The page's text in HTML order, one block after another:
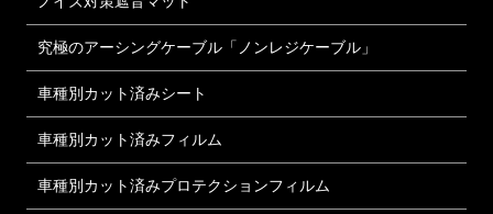
究極のアーシングケーブル「ノンレジケーブル」
車種別カット済みシート
車種別カット済みフィルム
車種別カット済みプロテクションフィルム